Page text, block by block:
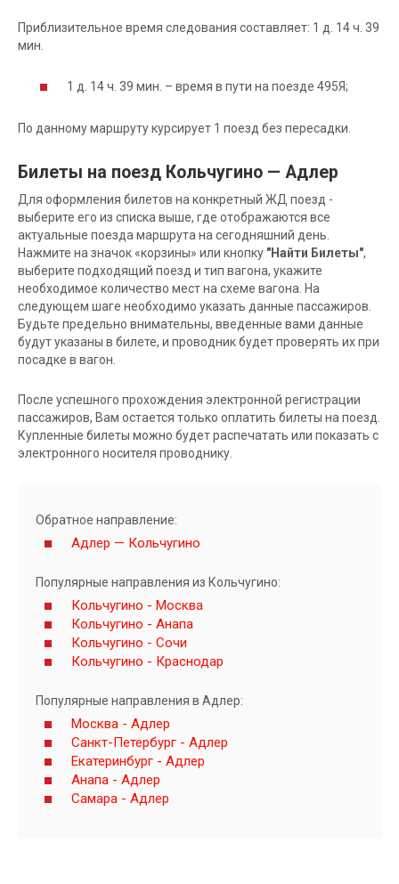
Приблизительное время следования составляет: 1 д. 14 ч. 39
мин.
1 д. 14 ч. 39 мин. – время в пути на поезде 495Я;
По данному маршруту курсирует 1 поезд без пересадки.
Билеты на поезд Кольчугино — Адлер
Для оформления билетов на конкретный ЖД поезд -
выберите его из списка выше, где отображаются все
актуальные поезда маршрута на сегодняшний день.
Нажмите на значок «корзины» или кнопку "Найти Билеты",
выберите подходящий поезд и тип вагона, укажите
необходимое количество мест на схеме вагона. На
следующем шаге необходимо указать данные пассажиров.
Будьте предельно внимательны, введенные вами данные
будут указаны в билете, и проводник будет проверять их при
посадке в вагон.
После успешного прохождения электронной регистрации
пассажиров, Вам остается только оплатить билеты на поезд.
Купленные билеты можно будет распечатать или показать с
электронного носителя проводнику.
Обратное направление:
Адлер — Кольчугино
Популярные направления из Кольчугино:
Кольчугино - Москва
Кольчугино - Анапа
Кольчугино - Сочи
Кольчугино - Краснодар
Популярные направления в Адлер:
Москва - Адлер
Санкт-Петербург - Адлер
Екатеринбург - Адлер
Анапа - Адлер
Самара - Адлер